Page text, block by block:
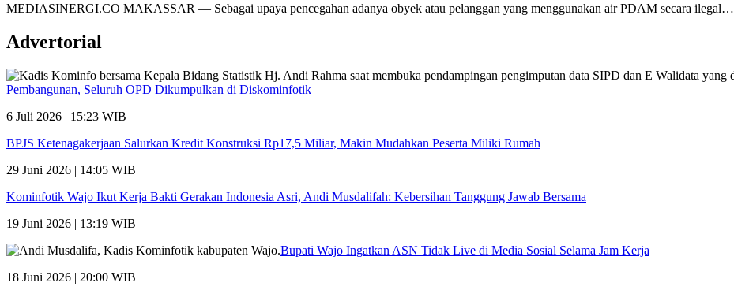
MEDIASINERGI.CO MAKASSAR — Sebagai upaya pencegahan adanya obyek atau pelanggan yang menggunakan air PDAM secara ilegal…
Advertorial
Pembangunan, Seluruh OPD Dikumpulkan di Diskominfotik
6 Juli 2026 | 15:23 WIB
BPJS Ketenagakerjaan Salurkan Kredit Konstruksi Rp17,5 Miliar, Makin Mudahkan Peserta Miliki Rumah
29 Juni 2026 | 14:05 WIB
Kominfotik Wajo Ikut Kerja Bakti Gerakan Indonesia Asri, Andi Musdalifah: Kebersihan Tanggung Jawab Bersama
19 Juni 2026 | 13:19 WIB
Bupati Wajo Ingatkan ASN Tidak Live di Media Sosial Selama Jam Kerja
18 Juni 2026 | 20:00 WIB